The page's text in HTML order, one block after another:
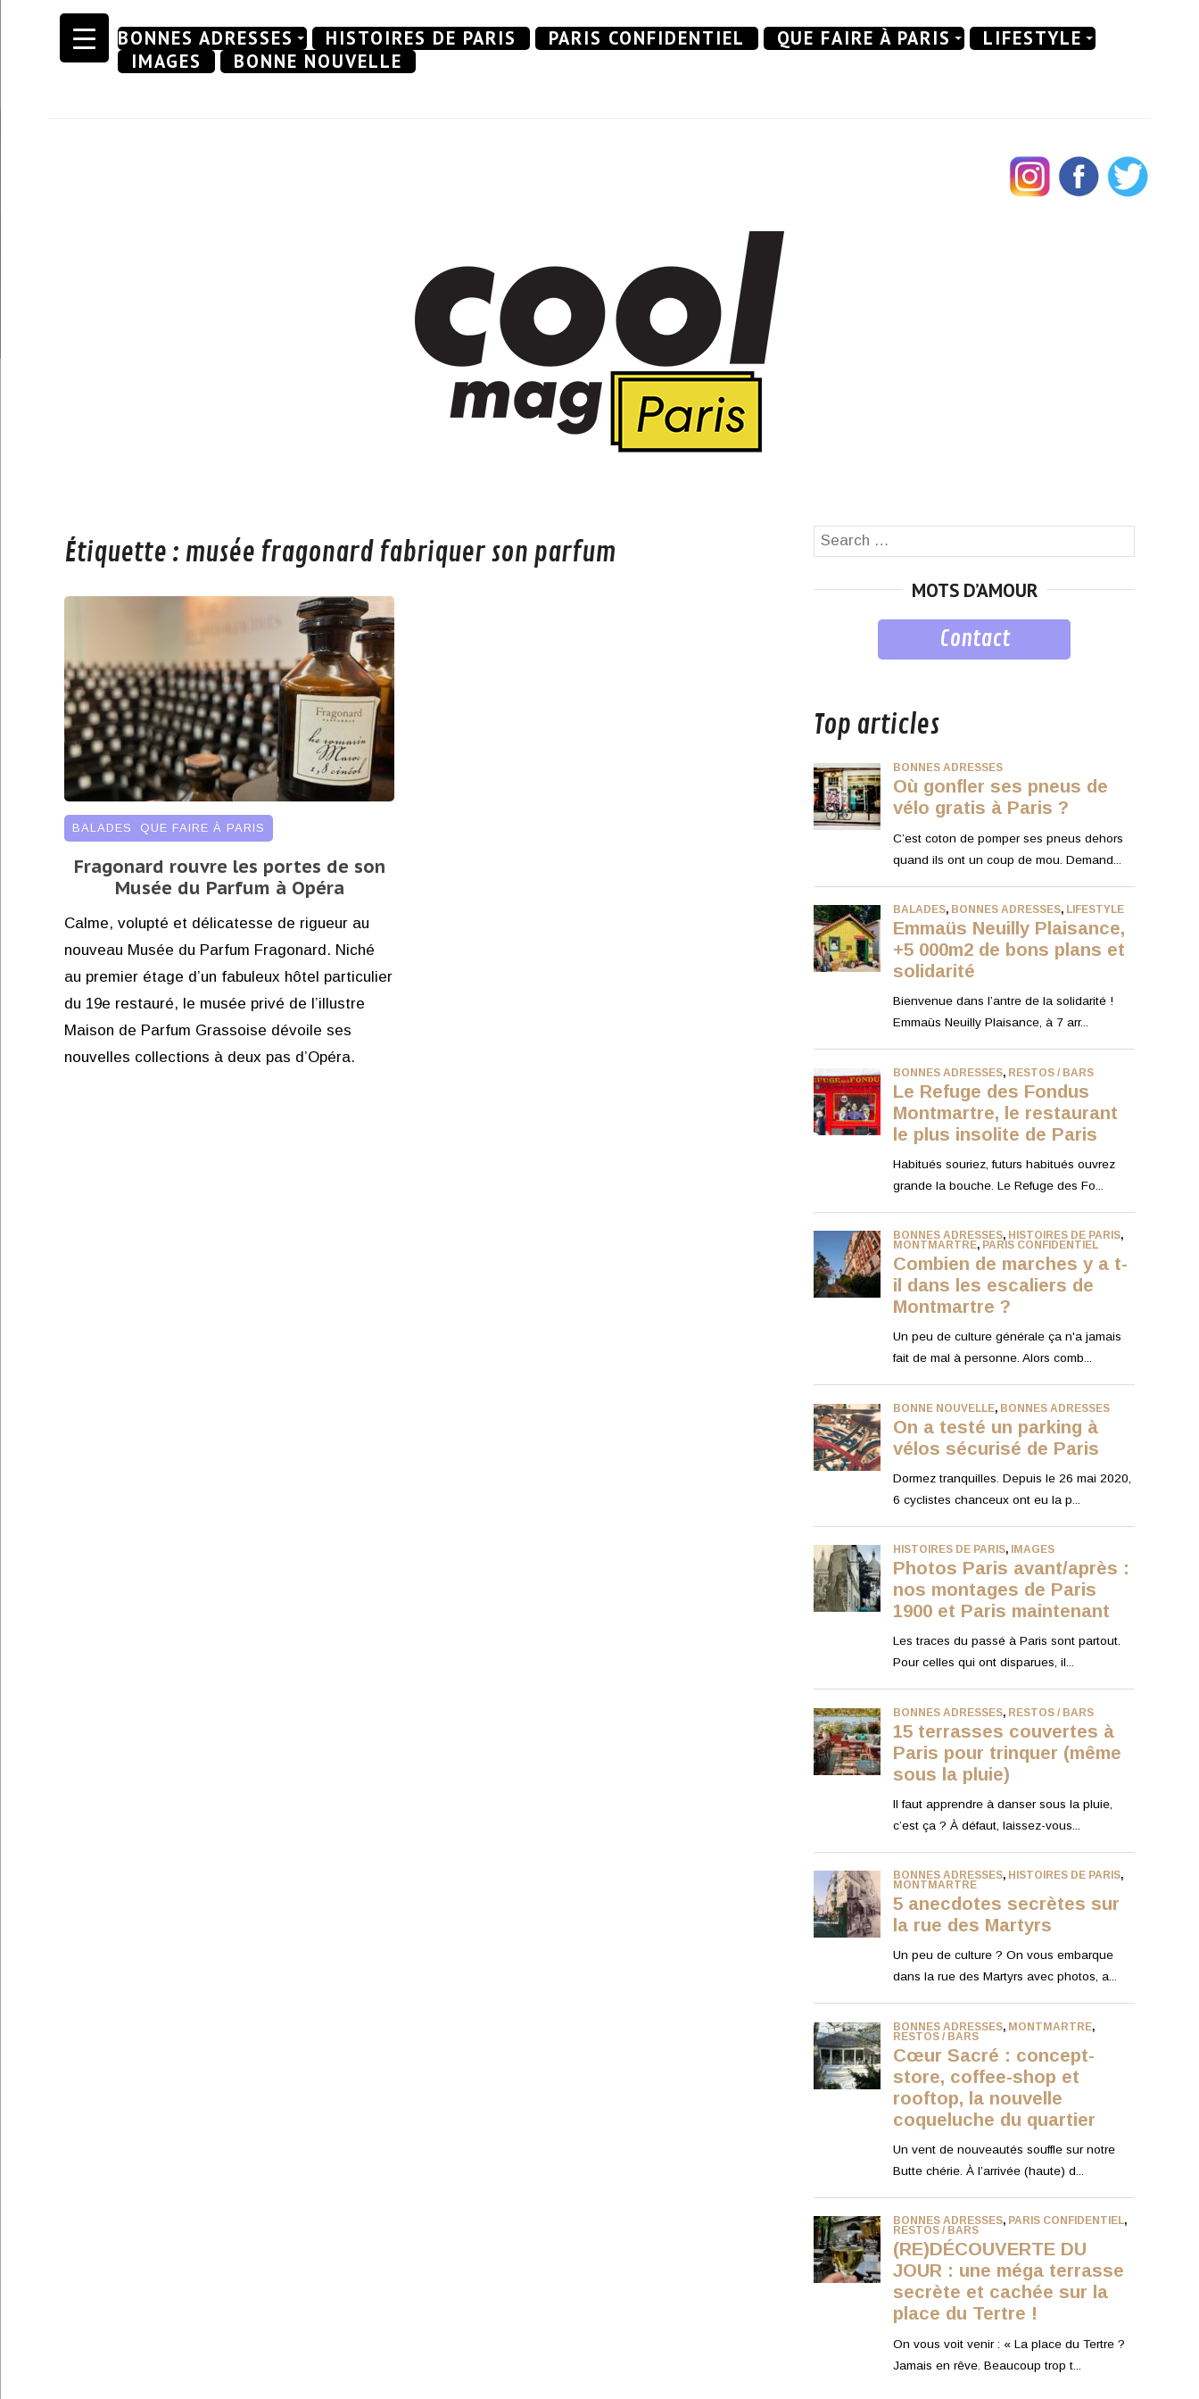
Skip
BONNES ADRESSES HISTOIRES DE PARIS PARIS CONFIDENTIEL QUE FAIRE À PARIS
LIFESTYLE
IMAGES
BONNE NOUVELLE
Étiquette : musée fragonard fabriquer son parfum
BALADES QUE FAIRE À PARIS
Fragonard rouvre les portes de son
Musée du Parfum à Opéra
Calme, volupté et délicatesse de rigueur au
nouveau Musée du Parfum Fragonard. Niché
au premier étage d’un fabuleux hôtel particulier
du 19e restauré, le musée privé de l’illustre
Maison de Parfum Grassoise dévoile ses
nouvelles collections à deux pas d’Opéra.
Search
MOTS D’AMOUR
Contact
Top articles